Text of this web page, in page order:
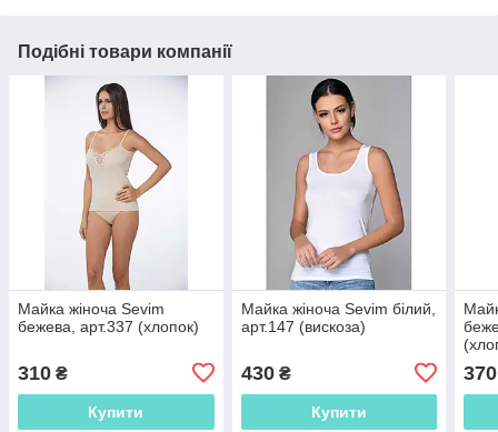
Подібні товари компанії
Майка жіноча Sevim
бежева, арт.337 (хлопок)
310 ₴
Купити
Майка жіноча Sevim білий,
арт.147 (вискоза)
430₴
Купити
370